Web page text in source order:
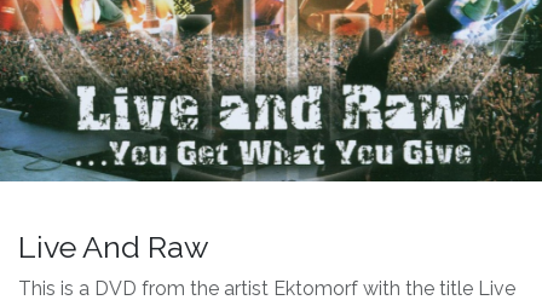
Live And Raw
This is a DVD from the artist Ektomorf with the title Live